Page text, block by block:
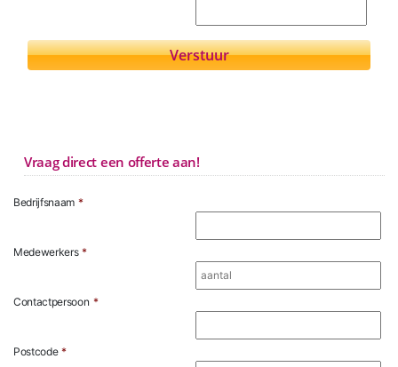
Vraag direct een offerte aan!
Bedrijfsnaam *
Medewerkers *
Contactpersoon *
Postcode *